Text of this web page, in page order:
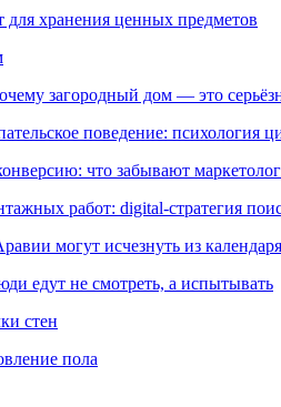
для хранения ценных предметов
загородный дом — это
поведение: психология
что забывают
работ: digital-стратегия
могут исчезнуть из
едут не смотреть, а испытывать
стен
пола